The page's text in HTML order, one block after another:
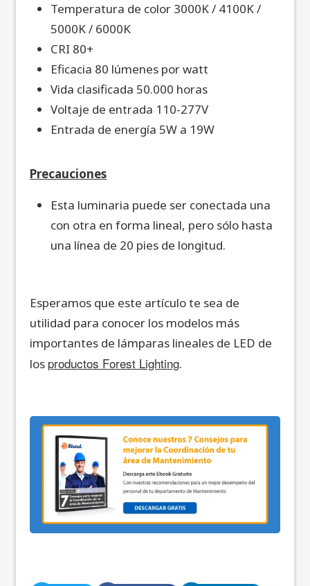
Temperatura de color 3000K / 4100K /
5000K / 6000K
CRI 80+
Eficacia 80 lúmenes por watt
Vida clasificada 50.000 horas
Voltaje de entrada 110-277V
Entrada de energía 5W a 19W
Precauciones
Esta luminaria puede ser conectada una
con otra en forma lineal, pero sólo hasta
una línea de 20 pies de longitud.
Esperamos que este artículo te sea de
utilidad para conocer los modelos más
importantes de lámparas lineales de LED de
los productos Forest Lighting.